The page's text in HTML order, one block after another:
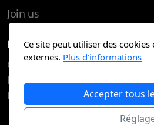
Join us
Légal / Rechtliches
Conditions d'utilisation /
Politique de confidentialité /
Datenschutzbestimmungen
Ce site peut utiliser des cookies
externes. Plus d'informations
Accepter tous